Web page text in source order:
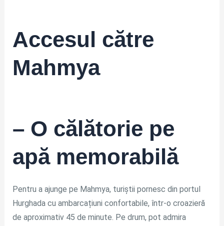
Accesul către
Mahmya
– O călătorie pe
apă memorabilă
Pentru a ajunge pe Mahmya, turiștii pornesc din portul
Hurghada cu ambarcațiuni confortabile, într-o croazieră
de aproximativ 45 de minute. Pe drum, pot admira